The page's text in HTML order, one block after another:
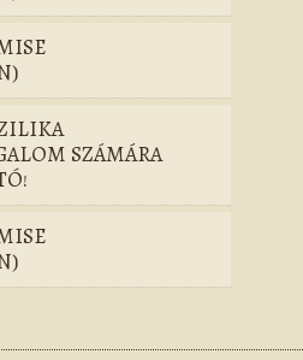
SZÁMÁRA